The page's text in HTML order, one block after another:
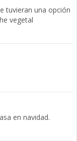
tuvieran una opción
vegetal
en navidad.